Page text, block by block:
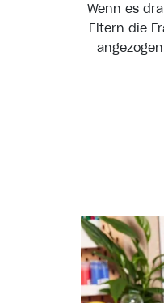
Wenn es
Eltern die